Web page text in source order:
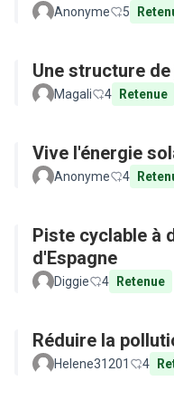
Anonyme 5
Une structure
Magali 4 Retenue
Vive l'énergie
Anonyme 4
Piste cyclable à
d'Espagne
Diggie 4 Retenue
Réduire la
Helene31201 4